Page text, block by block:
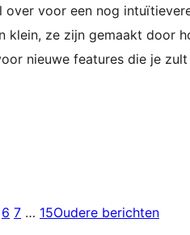
over voor een nog
klein, ze zijn gemaakt door
nieuwe features die je
6 7 … 15Oudere berichten